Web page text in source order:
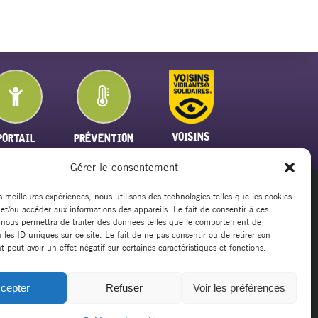
Gérer le consentement
meilleures expériences, nous utilisons des technologies telles que les cookies
ou accéder aux informations des appareils. Le fait de consentir à ces
permettra de traiter des données telles que le comportement de
les ID uniques sur ce site. Le fait de ne pas consentir ou de retirer son
peut avoir un effet négatif sur certaines caractéristiques et fonctions.
Refuser Voir les préférences
PRÉVENTION
VOISINS
VIGILANTS